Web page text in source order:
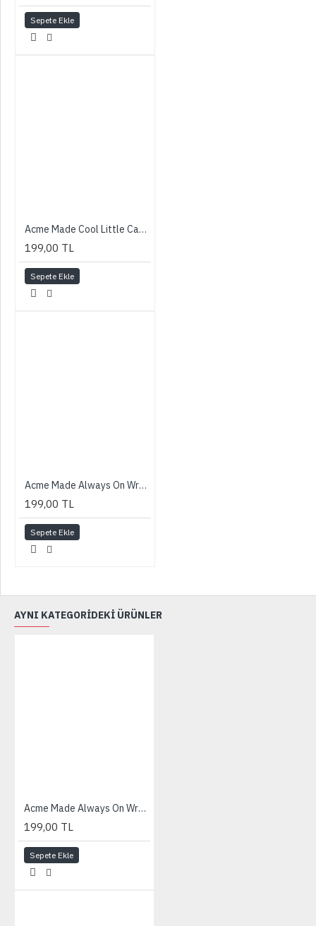
Sepete Ekle
Acme Made Cool Little Case - Glowing Flowers
199,00 TL
Sepete Ekle
Acme Made Always On Wrap-Up Compact Camera Case (Navy)
199,00 TL
Sepete Ekle
AYNI KATEGORİDEKİ ÜRÜNLER
Acme Made Always On Wrap-Up Compact Camera Case (Navy)
199,00 TL
Sepete Ekle